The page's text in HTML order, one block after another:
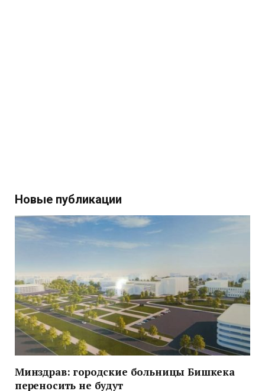
Новые публикации
Минздрав: городские больницы Бишкека
переносить не будут